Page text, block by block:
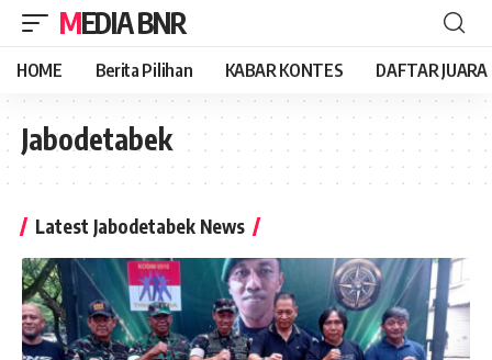
MEDIA BNR
HOME Berita Pilihan KABAR KONTES DAFTAR JUARA
Jabodetabek
Latest Jabodetabek News